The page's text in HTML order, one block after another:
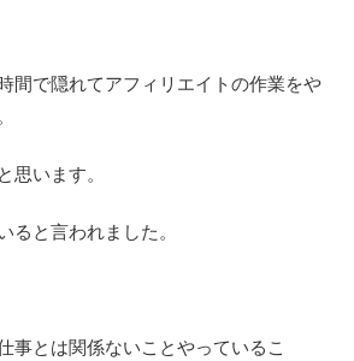
間で隠れてアフィリエイトの作業をや
思います。
ると言われました。
事とは関係ないことやっているこ